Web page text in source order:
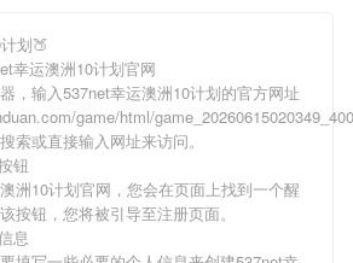
划🍑
幸运澳洲10计划官网
，输入537net幸运澳洲10计划的官方网址
game/html/
索或直接输入网址来访问。
钮
洲10计划官网，您会在页面上找到一个醒
按钮，您将被引导至注册页面。
息